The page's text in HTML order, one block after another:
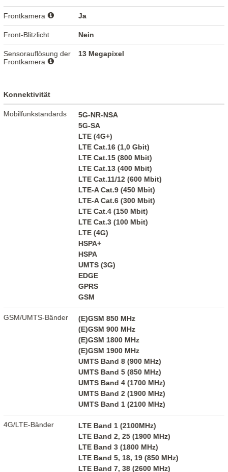
Frontkamera Ja
Front-Blitzlicht Nein
Sensorauflösung der
Frontkamera
13 Megapixel
Konnektivität
Mobilfunkstandards
5G-NR-NSA
5G-SA
LTE (4G+)
LTE Cat.16 (1,0 Gbit)
LTE Cat.15 (800 Mbit)
LTE Cat.13 (400 Mbit)
LTE Cat.11/12 (600 Mbit)
LTE-A Cat.9 (450 Mbit)
LTE-A Cat.6 (300 Mbit)
LTE Cat.4 (150 Mbit)
LTE Cat.3 (100 Mbit)
LTE (4G)
HSPA+
HSPA
UMTS (3G)
EDGE
GPRS
GSM
GSM/UMTS-Bänder
(E)GSM 850 MHz
(E)GSM 900 MHz
(E)GSM 1800 MHz
(E)GSM 1900 MHz
UMTS Band 8 (900 MHz)
UMTS Band 5 (850 MHz)
UMTS Band 4 (1700 MHz)
UMTS Band 2 (1900 MHz)
UMTS Band 1 (2100 MHz)
4G/LTE-Bänder
LTE Band 1 (2100MHz)
LTE Band 2, 25 (1900 MHz)
LTE Band 3 (1800 MHz)
LTE Band 5, 18, 19 (850 MHz)
LTE Band 7, 38 (2600 MHz)